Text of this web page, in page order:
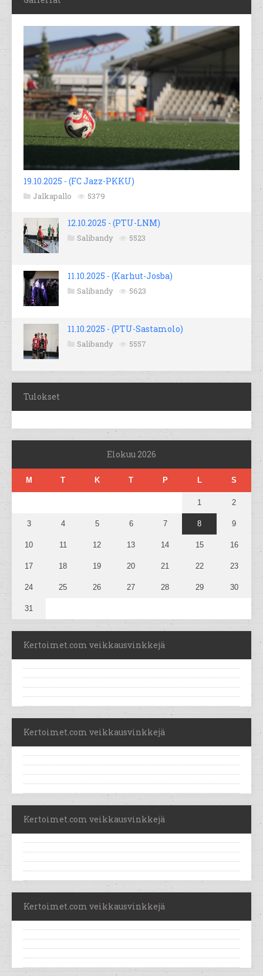
19.10.2025 - (FC Jazz-PKKU)
Jalkapallo 5379
12.10.2025 - (PTU-LNM)
Salibandy 5523
11.10.2025 - (Karhut-Josba)
Salibandy 5623
11.10.2025 - (PTU-Sastamolo)
Salibandy 5557
Tulokset
Elokuu 2026
M T K T P L S
1 2
3 4 5 6 7 8 9
10 11 12 13 14 15 16
17 18 19 20 21 22 23
24 25 26 27 28 29 30
31
Kertoimet.com veikkausvinkkejä
Kertoimet.com veikkausvinkkejä
Kertoimet.com veikkausvinkkejä
Kertoimet.com veikkausvinkkejä